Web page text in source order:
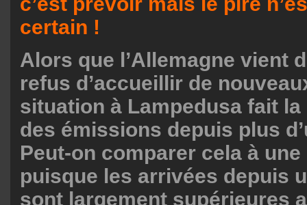
certain !
Alors que l’Allemagne vient
refus d’accueillir de
situation à Lampedusa fait la
des émissions depuis plus
Peut-on comparer cela à
puisque les arrivées depuis
sont largement supérieures